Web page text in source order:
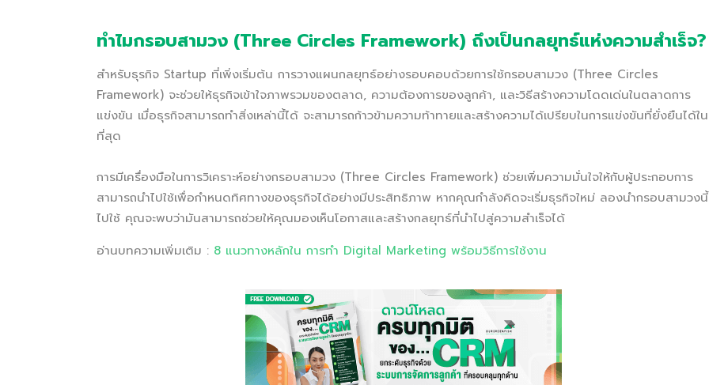
ทำไมกรอบสามวง (Three Circles Framework) ถึงเป็นกลยุทธ์แห่งความสำเร็จ?
สำหรับธุรกิจ Startup ที่เพิ่งเริ่มต้น การวางแผนกลยุทธ์อย่างรอบคอบด้วยการใช้กรอบสามวง (Three Circles
Framework) จะช่วยให้ธุรกิจเข้าใจภาพรวมของตลาด, ความต้องการของลูกค้า, และวิธีสร้างความโดดเด่นในตลาดการ
แข่งขัน เมื่อธุรกิจสามารถทำสิ่งเหล่านี้ได้ จะสามารถก้าวข้ามความท้าทายและสร้างความได้เปรียบในการแข่งขันที่ยั่งยืนได้ใน
ที่สุด
การมีเครื่องมือในการวิเคราะห์อย่างกรอบสามวง (Three Circles Framework) ช่วยเพิ่มความมั่นใจให้กับผู้ประกอบการ
สามารถนำไปใช้เพื่อกำหนดทิศทางของธุรกิจได้อย่างมีประสิทธิภาพ หากคุณกำลังคิดจะเริ่มธุรกิจใหม่ ลองนำกรอบสามวงนี้
ไปใช้ คุณจะพบว่ามันสามารถช่วยให้คุณมองเห็นโอกาสและสร้างกลยุทธ์ที่นำไปสู่ความสำเร็จได้
อ่านบทความเพิ่มเติม : 8 แนวทางหลักใน การทำ Digital Marketing พร้อมวิธีการใช้งาน